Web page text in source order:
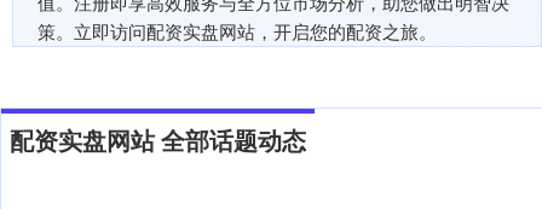
策。立即访问配资实盘网站，开启您的配资之旅。
配资实盘网站 全部话题动态